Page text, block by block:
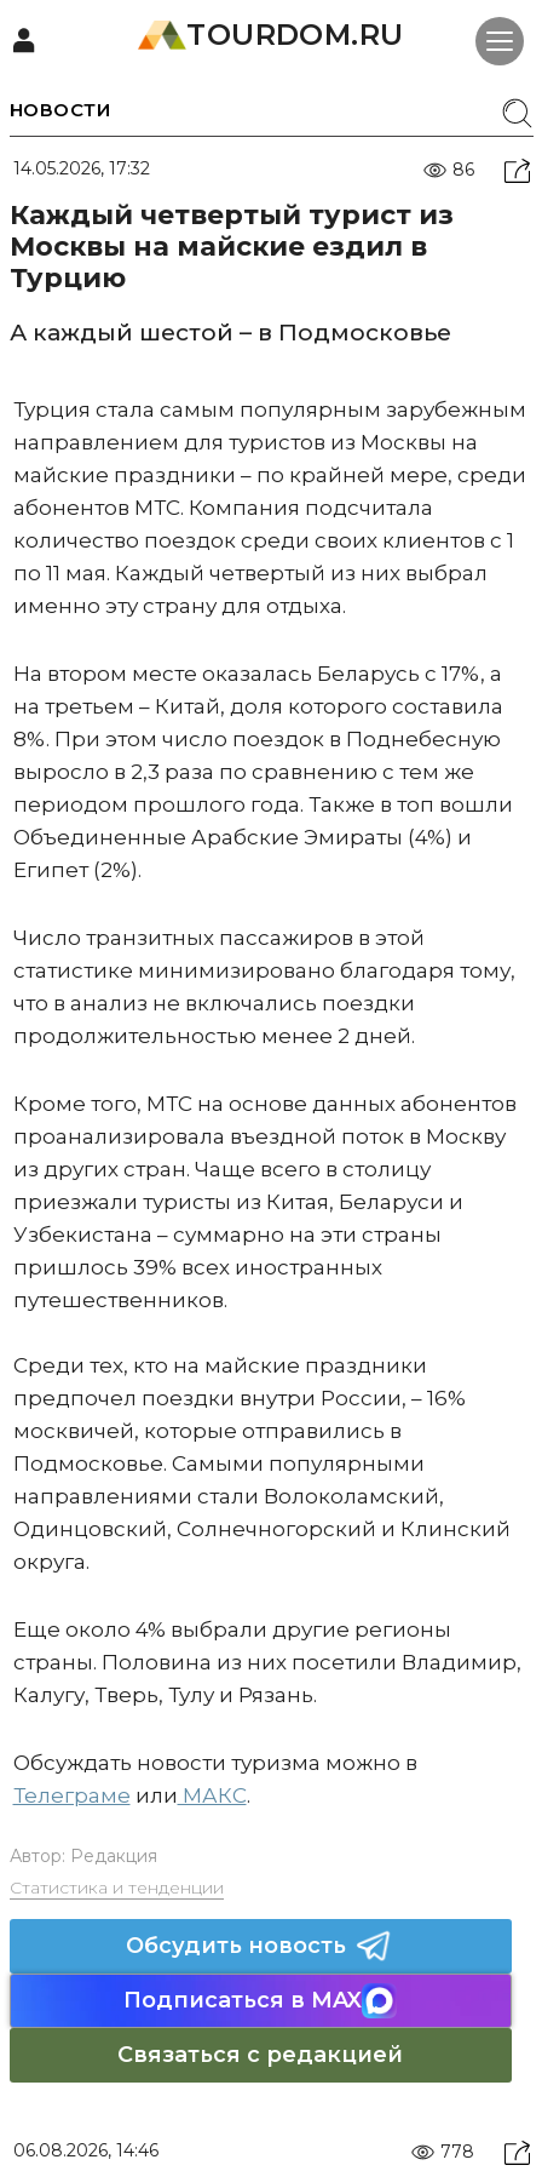
TOURDOM.RU
НОВОСТИ
14.05.2026, 17:32 86
Каждый четвертый турист из
Москвы на майские ездил в
Турцию
А каждый шестой – в Подмосковье
Турция стала самым популярным зарубежным
направлением для туристов из Москвы на
майские праздники – по крайней мере, среди
абонентов МТС. Компания подсчитала
количество поездок среди своих клиентов с 1
по 11 мая. Каждый четвертый из них выбрал
именно эту страну для отдыха.
На втором месте оказалась Беларусь с 17%, а
на третьем – Китай, доля которого составила
8%. При этом число поездок в Поднебесную
выросло в 2,3 раза по сравнению с тем же
периодом прошлого года. Также в топ вошли
Объединенные Арабские Эмираты (4%) и
Египет (2%).
Число транзитных пассажиров в этой
статистике минимизировано благодаря тому,
что в анализ не включались поездки
продолжительностью менее 2 дней.
Кроме того, МТС на основе данных абонентов
проанализировала въездной поток в Москву
из других стран. Чаще всего в столицу
приезжали туристы из Китая, Беларуси и
Узбекистана – суммарно на эти страны
пришлось 39% всех иностранных
путешественников.
Среди тех, кто на майские праздники
предпочел поездки внутри России, – 16%
москвичей, которые отправились в
Подмосковье. Самыми популярными
направлениями стали Волоколамский,
Одинцовский, Солнечногорский и Клинский
округа.
Еще около 4% выбрали другие регионы
страны. Половина из них посетили Владимир,
Калугу, Тверь, Тулу и Рязань.
Обсуждать новости туризма можно в
Телеграме или МАКС.
Автор: Редакция
Статистика и тенденции
Обсудить новость
Подписаться в MAX
Связаться с редакцией
06.08.2026, 14:46 778